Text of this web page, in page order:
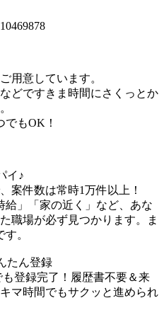
用意しています。
どですきま時間にさくっとか
でもOK！
イ♪
案件数は常時1万件以上！
給」「家の近く」など、あな
職場が必ず見つかります。ま
。
たん登録
登録完了！履歴書不要＆来
マ時間でもサクッと進められ